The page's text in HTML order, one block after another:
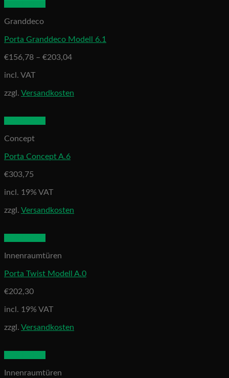
Granddeco
Porta Granddeco Modell 6.1
€156,78 – €203,04
incl. VAT
zzgl. Versandkosten
Concept
Porta Concept A.6
€303,75
incl. 19% VAT
zzgl. Versandkosten
Innenraumtüren
Porta Twist Modell A.0
€202,30
incl. 19% VAT
zzgl. Versandkosten
Innenraumtüren